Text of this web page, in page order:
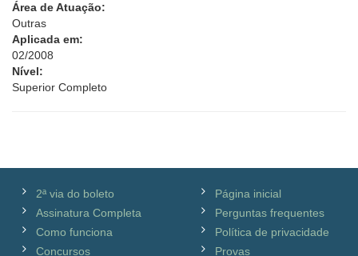
Área de Atuação:
Outras
Aplicada em:
02/2008
Nível:
Superior Completo
2ª via do boleto
Assinatura Completa
Como funciona
Concursos
Página inicial
Perguntas frequentes
Política de privacidade
Provas